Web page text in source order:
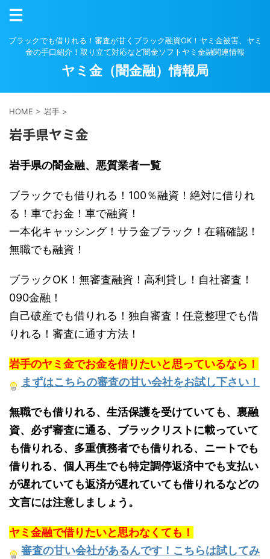
ブラックでも借りれる！審査が甘くブラック融資OK！ヤミ金被害、ヤミ
金の手口紹介！取り立て対応など闇金ソフトヤミ金融関連情報
ヤミ金（闇金融）情報局
HOME > 岩手 >
岩手県ヤミ金
岩手県の闇金融、悪質業者一覧
ブラックでも借りれる！100％融資！絶対に借りれ
る！車でお金！車で融資！
一本化キャッシング！サラ金ブラック！在籍確認！
無職でも融資！
ブラックOK！無審査融資！高利貸し！自社審査！
090金融！
自己破産でも借りれる！独自審査！任意整理でも借
りれる！審査に通す方法！
岩手のヤミ金でお金を借りたいと思っているなら！
まずはこちらの審査の甘い会社をお試し下さい！
無職でも借りれる、生活保護を受けていても、裏融
資、必ず審査に通る、ブラックリストに載っていて
も借りれる、多重債務者でも借りれる、ニートでも
借りれる、個人再生でも特定調停返済中でも支払い
が遅れていても返済が遅れていても借りれるなどの
文言には注意しましょう。
ヤミ金融で借りたいと思わなくても！
審査の甘い会社があるんです！こちらは試してみ